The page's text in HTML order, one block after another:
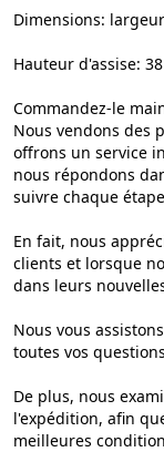
Dimensions:
Hauteur d'assise:
Commandez-le
Nous vendons des
offrons un service
nous répondons
suivre chaque
En fait, nous
clients et lorsque
dans leurs
Nous vous
toutes vos
De plus, nous
l'expédition, afin
meilleures